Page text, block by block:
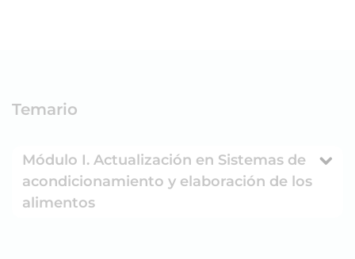
Temario
Módulo I. Actualización en Sistemas de
acondicionamiento y elaboración de los
alimentos